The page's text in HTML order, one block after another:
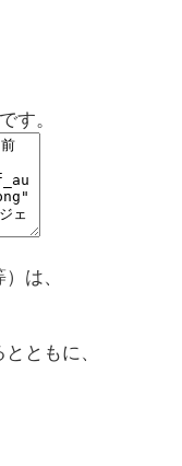
す。
は、
ともに、